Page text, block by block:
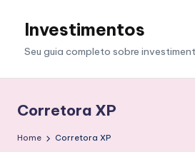
Investimentos
Seu guia completo sobre
Corretora XP
Home Corretora XP